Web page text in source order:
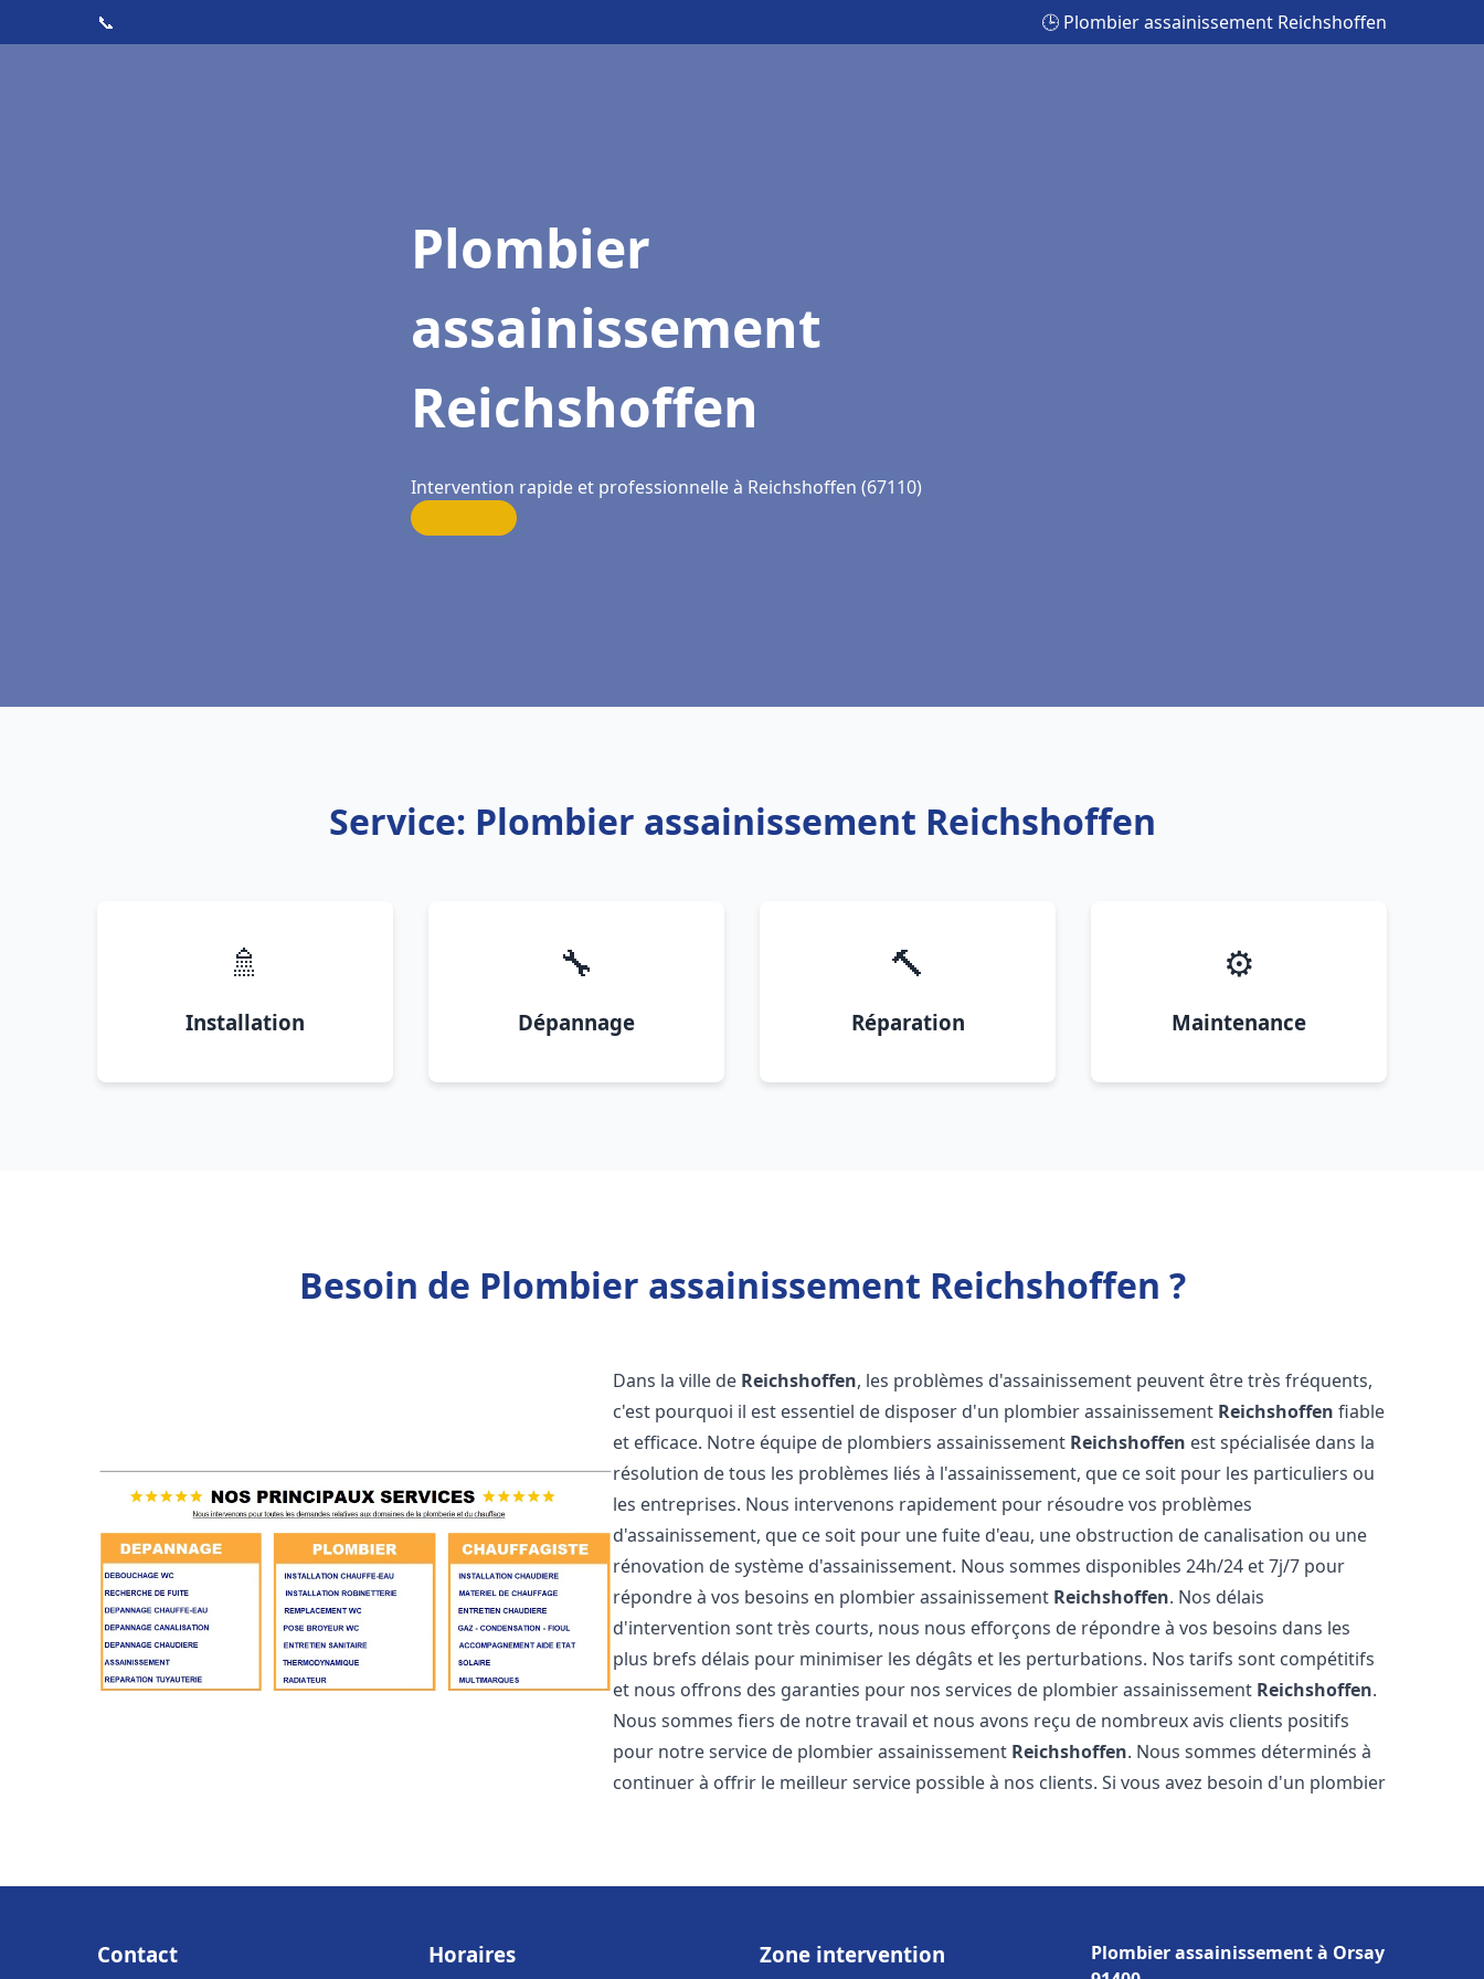
📞 🕒 Plombier assainissement Reichshoffen
Plombier
assainissement
Reichshoffen
Intervention rapide et professionnelle à Reichshoffen (67110)
Service: Plombier assainissement Reichshoffen
🚿
Installation
🔧
Dépannage
🔨
Réparation
⚙️
Maintenance
Besoin de Plombier assainissement Reichshoffen ?
Dans la ville de Reichshoffen, les problèmes d'assainissement peuvent être très fréquents,
c'est pourquoi il est essentiel de disposer d'un plombier assainissement Reichshoffen fiable
et efficace. Notre équipe de plombiers assainissement Reichshoffen est spécialisée dans la
résolution de tous les problèmes liés à l'assainissement, que ce soit pour les particuliers ou
les entreprises. Nous intervenons rapidement pour résoudre vos problèmes
d'assainissement, que ce soit pour une fuite d'eau, une obstruction de canalisation ou une
rénovation de système d'assainissement. Nous sommes disponibles 24h/24 et 7j/7 pour
répondre à vos besoins en plombier assainissement Reichshoffen. Nos délais
d'intervention sont très courts, nous nous efforçons de répondre à vos besoins dans les
plus brefs délais pour minimiser les dégâts et les perturbations. Nos tarifs sont compétitifs
et nous offrons des garanties pour nos services de plombier assainissement Reichshoffen.
Nous sommes fiers de notre travail et nous avons reçu de nombreux avis clients positifs
pour notre service de plombier assainissement Reichshoffen. Nous sommes déterminés à
continuer à offrir le meilleur service possible à nos clients. Si vous avez besoin d'un plombier
Contact Horaires Zone intervention
Plombier assainissement à Orsay